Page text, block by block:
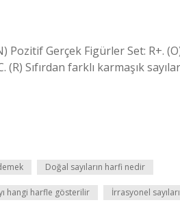
Pozitif Gerçek Figürler Set: R+.
Sıfırdan farklı karmaşık
Doğal sayıların harfi nedir
hangi harfle gösterilir İrrasyonel